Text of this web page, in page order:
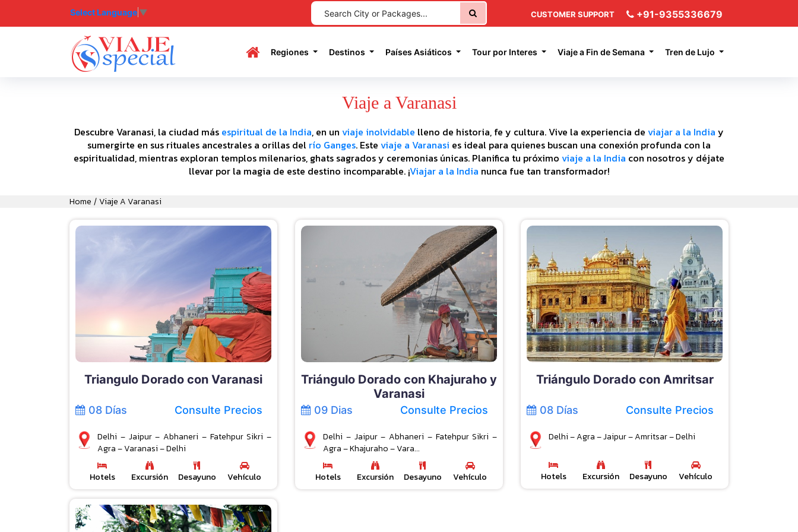
Select Language ▼ CUSTOMER SUPPORT +91-9355336679
(current)
Regiones Destinos Países Asiáticos Tour por Interes Viaje a Fin de Semana Tren de Lujo
Viaje a Varanasi
Descubre Varanasi, la ciudad más espiritual de la India, en un viaje inolvidable lleno de historia, fe y cultura. Vive la experiencia de viajar a la India y
sumergirte en sus rituales ancestrales a orillas del río Ganges. Este viaje a Varanasi es ideal para quienes buscan una conexión profunda con la
espiritualidad, mientras exploran templos milenarios, ghats sagrados y ceremonias únicas. Planifica tu próximo viaje a la India con nosotros y déjate
llevar por la magia de este destino incomparable. ¡Viajar a la India nunca fue tan transformador!
Home / Viaje A Varanasi
Triangulo Dorado con Varanasi
08 Días Consulte Precios
Delhi – Jaipur – Abhaneri – Fatehpur Sikri –
Agra – Varanasi – Delhi
Hotels Excursión Desayuno Vehículo
Triángulo Dorado con Khajuraho y
Varanasi
09 Dias Consulte Precios
Delhi – Jaipur – Abhaneri – Fatehpur Sikri –
Agra – Khajuraho – Vara...
Hotels Excursión Desayuno Vehículo
Triángulo Dorado con Amritsar
08 Días Consulte Precios
Delhi – Agra – Jaipur – Amritsar – Delhi
Hotels Excursión Desayuno Vehículo